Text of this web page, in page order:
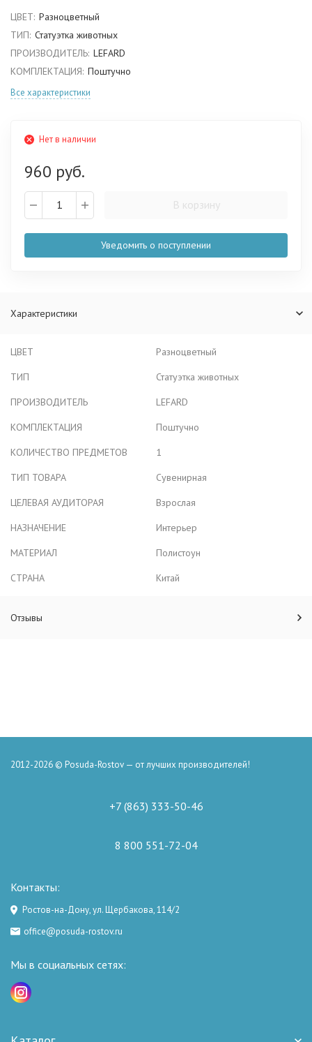
ЦВЕТ: Разноцветный
ТИП: Статуэтка животных
ПРОИЗВОДИТЕЛЬ: LEFARD
КОМПЛЕКТАЦИЯ: Поштучно
Все характеристики
Нет в наличии
960 руб.
В корзину
Уведомить о поступлении
Характеристики
ЦВЕТ
Разноцветный
ТИП
Статуэтка животных
ПРОИЗВОДИТЕЛЬ
LEFARD
КОМПЛЕКТАЦИЯ
Поштучно
КОЛИЧЕСТВО ПРЕДМЕТОВ
1
ТИП ТОВАРА
Сувенирная
ЦЕЛЕВАЯ АУДИТОРАЯ
Взрослая
НАЗНАЧЕНИЕ
Интерьер
МАТЕРИАЛ
Полистоун
СТРАНА
Китай
Отзывы
2012-2026 © Posuda-Rostov — от лучших производителей!
+7 (863) 333-50-46
8 800 551-72-04
Контакты:
Ростов-на-Дону, ул. Щербакова, 114/2
office@posuda-rostov.ru
Мы в социальных сетях: